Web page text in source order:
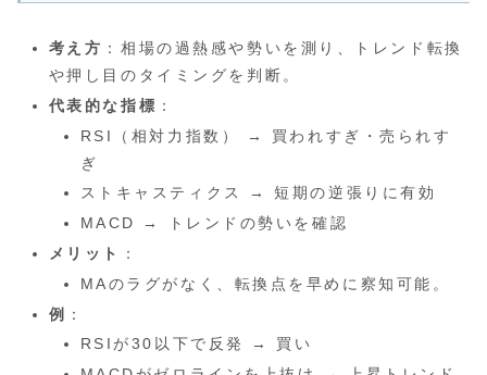
考え方 ：相場の過熱感や勢いを測り、トレンド転換
や押し目のタイミングを判断。
代表的な指標 ：
RSI（相対力指数） → 買われすぎ・売られす
ぎ
ストキャスティクス → 短期の逆張りに有効
MACD → トレンドの勢いを確認
メリット
：
MAのラグがなく、転換点を早めに察知可能。
例 ：
RSIが30以下で反発 → 買い